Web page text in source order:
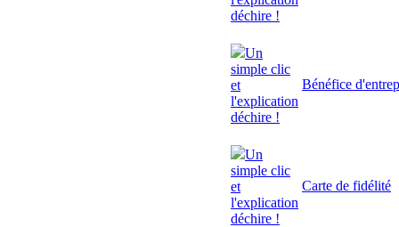
déchire !
Un
simple clic
et
l'explication
déchire !
Bénéfice
Un
simple clic
et
l'explication
déchire !
Carte de fidélité